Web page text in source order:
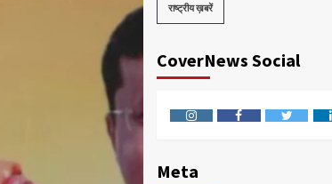
राष्ट्रीय ख़बरें
CoverNews Social
InstagramFacebookTwitter
Meta